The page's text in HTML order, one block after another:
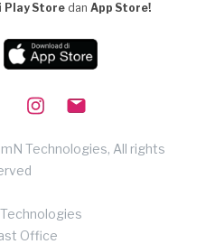
Play Store dan App Store!
Technologies, All rights
Office